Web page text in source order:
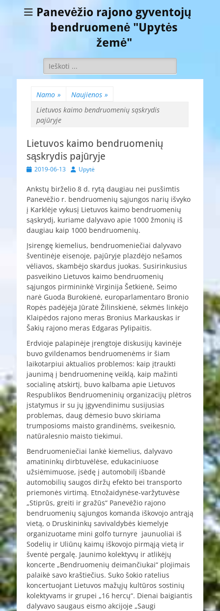
Panevėžio rajono gyventojų
bendruomenė "Upytės
žemė"
Ieškoti:
Namo » Naujienos »
Lietuvos kaimo bendruomenių sąskrydis
pajūryje
Lietuvos kaimo bendruomenių
sąskrydis pajūryje
Paskelbta
2019-06-13 Autorius
Upytė
Ankstų birželio 8 d. rytą daugiau nei pusšimtis
Panevėžio r. bendruomenių sąjungos narių išvyko
į Karklėje vykusį Lietuvos kaimo bendruomenių
sąskrydį, kuriame dalyvavo apie 1000 žmonių iš
daugiau kaip 1000 bendruomenių.
Įsirengę kiemelius, bendruomeniečiai dalyvavo
šventinėje eisenoje, pajūryje plazdėjo nešamos
vėliavos, skambėjo skardus juokas. Susirinkusius
pasveikino Lietuvos kaimo bendruomenių
sąjungos pirmininkė Virginija Šetkienė, Seimo
narė Guoda Burokienė, europarlamentaro Bronio
Ropės padėjėja Jūratė Žilinskienė, sėkmės linkėjo
Klaipėdos rajono meras Bronius Markauskas ir
Šakių rajono meras Edgaras Pylipaitis.
Erdvioje palapinėje įrengtoje diskusijų kavinėje
buvo gvildenamos bendruomenėms ir šiam
laikotarpiui aktualios problemos: kaip įtraukti
jaunimą į bendruomeninę veiklą, kaip mažinti
socialinę atskirtį, buvo kalbama apie Lietuvos
Respublikos Bendruomeninių organizacijų plėtros
įstatymus ir su jų įgyvendinimu susijusias
problemas, daug dėmesio buvo skiriama
trumposioms maisto grandinėms, sveikesnio,
natūralesnio maisto tiekimui.
Bendruomeniečiai lankė kiemelius, dalyvavo
amatininkų dirbtuvėlėse, edukaciniuose
užsiėmimuose, įsėdę į automobilį išbandė
automobilių saugos diržų efekto bei transporto
priemonės virtimą. Etnožaidynėse-varžytuvėse
„Stiprūs, greiti ir gražūs“ Panevėžio rajono
bendruomenių sąjungos komanda iškovojo antrąją
vietą, o Druskininkų savivaldybės kiemelyje
organizuotame mini golfo turnyre jaunuoliai iš
Sodelių ir Uliūnų kaimų iškovojo pirmąją vietą ir
šventė pergalę. Jaunimo kolektyvų ir atlikėjų
koncerte „Bendruomenių deimančiukai“ plojimais
palaikė savo kraštiečius. Suko šokio ratelius
koncertuojant Lietuvos mažųjų kultūros sostinių
kolektyvams ir grupei „16 hercų“. Dienai baigiantis
dalyvavo saugaus eismo akcijoje „Saugi